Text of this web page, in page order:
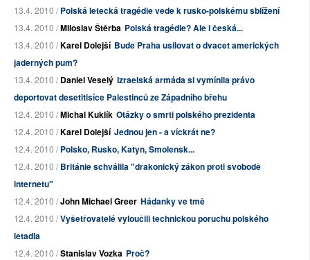
13.4. 2010 /Polská letecká tragédie vede k rusko-polskému sblížení
13.4. 2010 /Miloslav Štěrba Polská tragédie? Ale i česká...
13.4. 2010 /Karel Dolejší Bude Praha usilovat o dvacet amerických
jaderných pum?
13.4. 2010 /Daniel Veselý Izraelská armáda si vymínila právo
deportovat desetitisíce Palestinců ze Západního břehu
12.4. 2010 /Michal Kuklík Otázky o smrti polského prezidenta
12.4. 2010 /Karel Dolejší Jednou jen - a víckrát ne?
12.4. 2010 /Polsko, Rusko, Katyn, Smolensk...
12.4. 2010 /Británie schválila "drakonický zákon proti svobodě
internetu"
12.4. 2010 /John Michael Greer Hádanky ve tmě
12.4. 2010 /Vyšetřovatelé vyloučili technickou poruchu polského
letadla
12.4. 2010 /Stanislav Vozka Proč?